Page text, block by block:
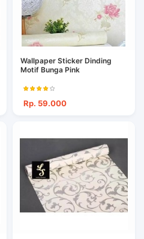
Wallpaper Sticker Dinding
Motif Bunga Pink
Rp. 59.000